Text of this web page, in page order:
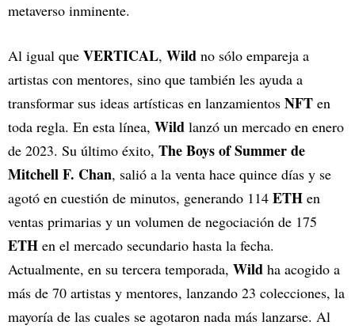
metaverso inminente.
Al igual que VERTICAL, Wild no sólo empareja a
artistas con mentores, sino que también les ayuda a
transformar sus ideas artísticas en lanzamientos NFT en
toda regla. En esta línea, Wild lanzó un mercado en enero
de 2023. Su último éxito, The Boys of Summer de
Mitchell F. Chan, salió a la venta hace quince días y se
agotó en cuestión de minutos, generando 114 ETH en
ventas primarias y un volumen de negociación de 175
ETH en el mercado secundario hasta la fecha.
Actualmente, en su tercera temporada, Wild ha acogido a
más de 70 artistas y mentores, lanzando 23 colecciones, la
mayoría de las cuales se agotaron nada más lanzarse. Al